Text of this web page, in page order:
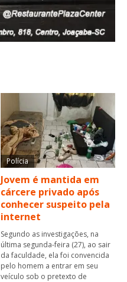
Polícia
Jovem é mantida em
cárcere privado após
conhecer suspeito pela
internet
Segundo as investigações, na
última segunda-feira (27), ao sair
da faculdade, ela foi convencida
pelo homem a entrar em seu
veículo sob o pretexto de